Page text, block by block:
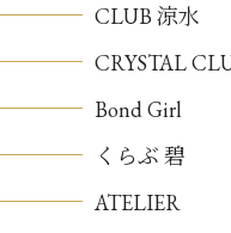
CLUB 涼水
CRYSTAL
Bond Girl
くらぶ 碧
ATELIER